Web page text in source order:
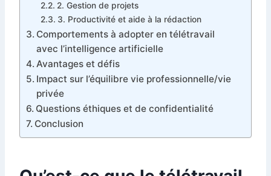
2. Gestion de projets
3. Productivité et aide à la rédaction
Comportements à adopter en télétravail
avec l’intelligence artificielle
Avantages et défis
Impact sur l’équilibre vie professionnelle/vie
privée
Questions éthiques et de confidentialité
Conclusion